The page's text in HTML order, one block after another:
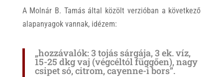
A Molnár B. Tamás által közölt verzióban a következő
alapanyagok vannak, idézem:
„hozzávalók: 3 tojás sárgája, 3 ek. víz,
15-25 dkg vaj (végcéltól függően), nagy
csipet só, citrom, cayenne-i bors”.